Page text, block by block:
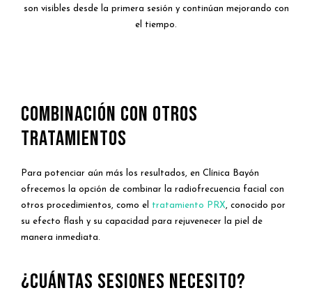
son visibles desde la primera sesión y continúan mejorando con
el tiempo.
Combinación con Otros
Tratamientos
Para potenciar aún más los resultados, en Clínica Bayón
ofrecemos la opción de combinar la radiofrecuencia facial con
otros procedimientos, como el tratamiento PRX, conocido por
su efecto flash y su capacidad para rejuvenecer la piel de
manera inmediata.
¿CUÁNTAS SESIONES NECESITO?